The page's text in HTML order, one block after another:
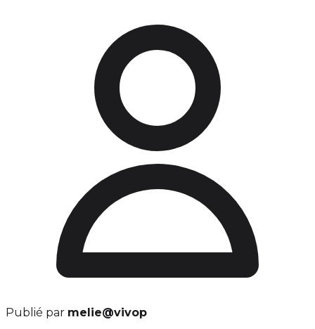
Publié par melie@vivop